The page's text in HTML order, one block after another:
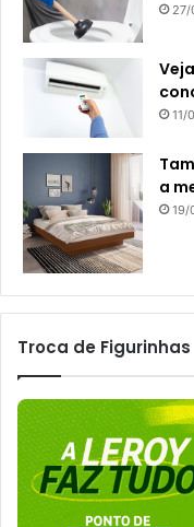
11/
a
19/
Troca de Figurinhas